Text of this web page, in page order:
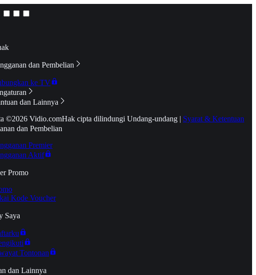
dan Pembelian
ke TV
dan Lainnya
©2026 Vidio.comHak cipta dilindungi Undang-undang | Syarat & Ketentuan
dan Pembelian
Premier
Aktif
Promo
Kode Voucher
Saya
Tontonan
dan Lainnya